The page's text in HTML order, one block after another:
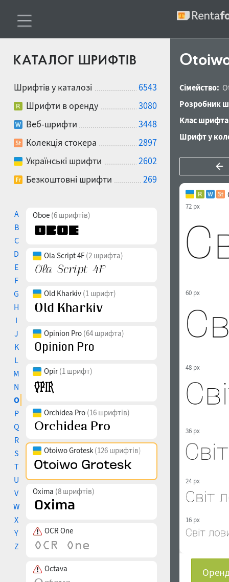
КАТАЛОГ ШРИФТІВ
Шрифтів у каталозі
6543
Шрифти в оренду
3080
Веб-шрифти
3448
Колекція стокера
2897
Українські шрифти
2602
Безкоштовні шрифти
269
A
B
C
D
E
F
G
H
I
J
K
L
M
N
O
P
Q
R
S
T
U
V
W
X
Y
Z
Oboe (6 шрифтів)
Ola Script 4F (2 шрифта)
Old Kharkiv (1 шрифт)
Opinion Pro (64 шрифта)
Opir(1 шрифт)
Orchidea Pro (16 шрифтів)
Otoiwo Grotesk (126 шрифтів)
Oxima (8 шрифтів)
OCR One
Octava
Сімейство:
Розробник
Клас
Шрифт у
72 px
60 px
48 px
36 px
24 px
16 px